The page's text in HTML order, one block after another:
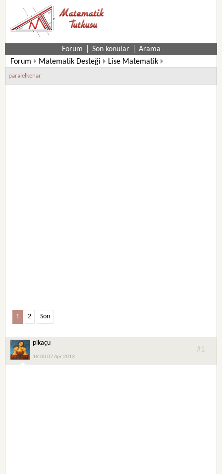
Forum Son konular
Arama
Forum
Matematik Desteği
Lise Matematik
11. Sınıf Matematik Soruları
paralelkenar
1 2 Son
pikaçu
18:00 07 Apr 2013
#1